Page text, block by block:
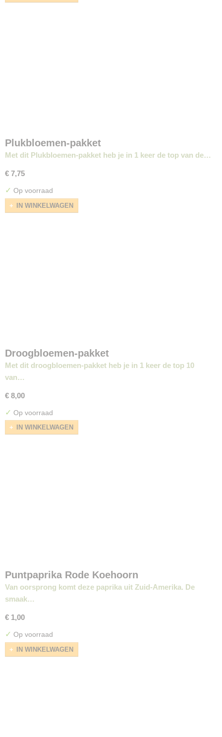
Plukbloemen-pakket
Met dit Plukbloemen-pakket heb je in 1 keer de top van de…
€ 7,75
✓ Op voorraad
IN WINKELWAGEN
Droogbloemen-pakket
Met dit droogbloemen-pakket heb je in 1 keer de top 10
van…
€ 8,00
✓ Op voorraad
IN WINKELWAGEN
Puntpaprika Rode Koehoorn
Van oorsprong komt deze paprika uit Zuid-Amerika. De
smaak…
€ 1,00
✓ Op voorraad
IN WINKELWAGEN